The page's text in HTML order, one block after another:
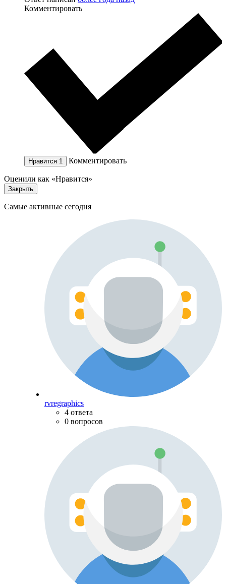
Комментировать
Нравится 1 Комментировать
Оценили как «Нравится»
Закрыть
Самые активные сегодня
rvregraphics
4 ответа
0 вопросов